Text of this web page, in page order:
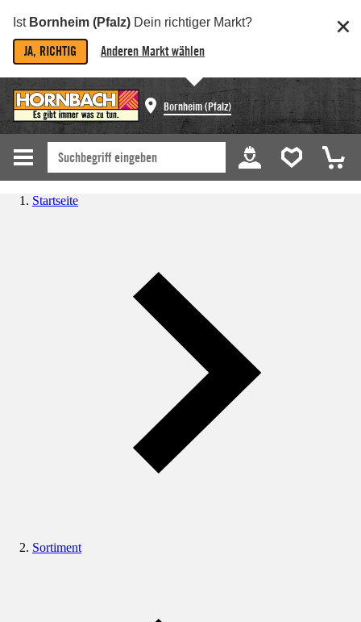
Ist Bornheim (Pfalz) Dein richtiger Markt?
JA, RICHTIG Anderen Markt wählen
Bornheim (Pfalz)
Startseite
Sortiment